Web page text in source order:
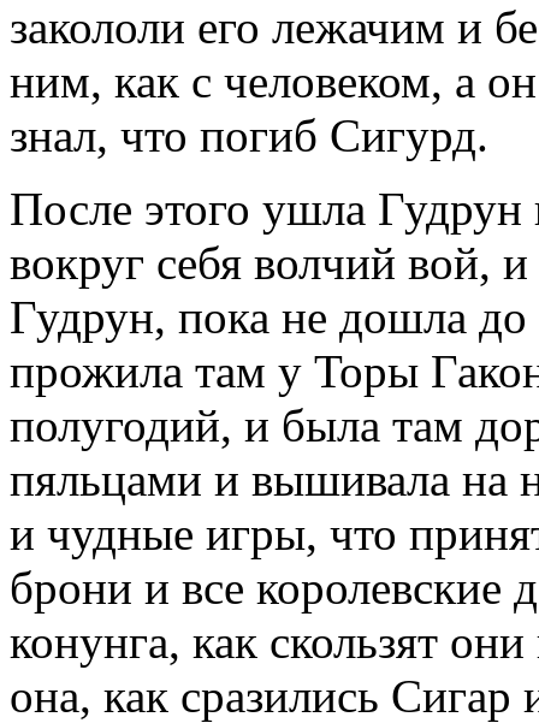
закололи его лежачим и
ним, как с человеком, а
знал, что погиб Сигурд.
После этого ушла
вокруг себя волчий вой,
Гудрун, пока не дошла
прожила там у Торы
полугодий, и была там
пяльцами и вышивала на
и чудные игры, что
брони и все королевские
конунга, как скользят
она, как сразились